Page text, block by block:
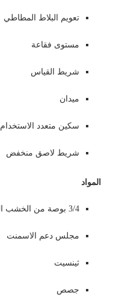
تعويم البلاط المطاطي
مستوى فقاعة
شريط القياس
ميدان
سكين متعدد الاستخدام
شريط لاصق منخفض
المواد
3/4 بوصة من الخشب الرقائقي
مجلس دعم الاسمنت
ثينسيت
جصص